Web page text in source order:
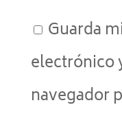
Guarda
electrónico
navegador